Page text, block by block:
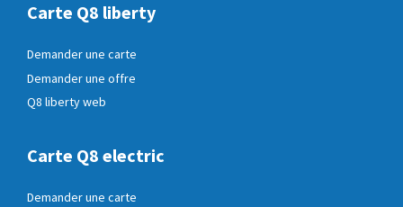
Carte Q8 liberty
Demander une carte
Demander une offre
Q8 liberty web
Carte Q8 electric
Demander une carte